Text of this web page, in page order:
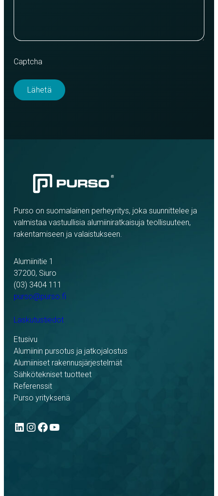
Captcha
Purso on suomalainen perheyritys, joka suunnittelee ja
valmistaa vastuullisia alumiiniratkaisuja teollisuuteen,
rakentamiseen ja valaistukseen.
Alumiinitie 1
37200, Siuro
(03) 3404 111
purso@purso.fi
Laskutustiedot
Etusivu
Alumiinin pursotus ja jatkojalostus
Alumiiniset rakennusjärjestelmät
Sähkötekniset tuotteet
Referenssit
Purso yrityksenä
LinkedIn
Instagram
Facebook
YouTube